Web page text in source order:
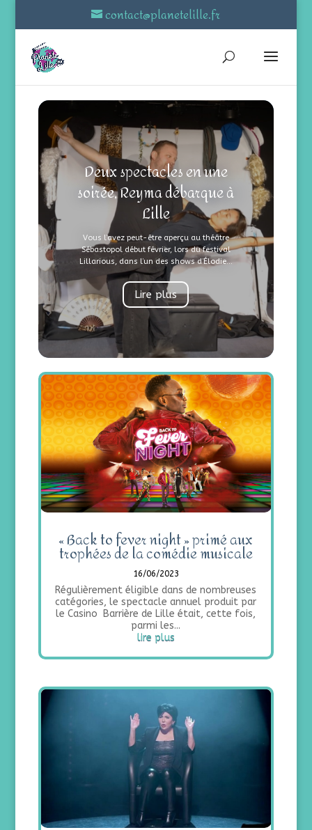
contact@planetelille.fr
Deux spectacles en une
soirée, Reyma débarque à
Lille
Vous l’avez peut-être aperçu au théâtre
Sébastopol début février, lors du festival
Lillarious, dans l’un des shows d’Élodie...
Lire plus
« Back to fever night » primé aux
trophées de la comédie musicale
16/06/2023
Régulièrement éligible dans de nombreuses
catégories, le spectacle annuel produit par
le Casino Barrière de Lille était, cette fois,
parmi les...
lire plus